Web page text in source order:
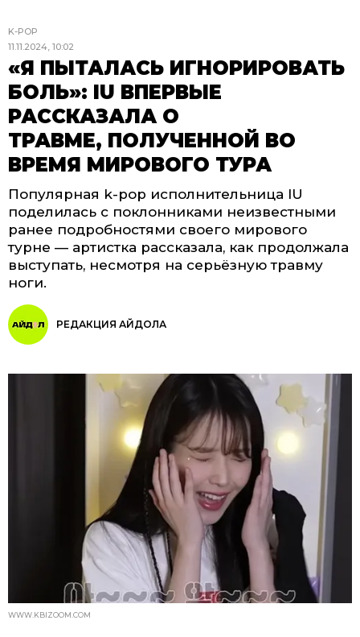
K-POP
11.11.2024, 10:02
«Я ПЫТАЛАСЬ ИГНОРИРОВАТЬ
БОЛЬ»: IU ВПЕРВЫЕ
РАССКАЗАЛА О
ТРАВМЕ, ПОЛУЧЕННОЙ ВО
ВРЕМЯ МИРОВОГО ТУРА
Популярная k-pop исполнительница IU
поделилась с поклонниками неизвестными
ранее подробностями своего мирового
турне — артистка рассказала, как продолжала
выступать, несмотря на серьёзную травму
ноги.
РЕДАКЦИЯ АЙДОЛА
WWW.KBIZOOM.COM